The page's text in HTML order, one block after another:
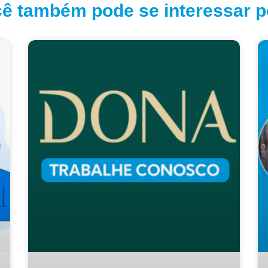
também pode se interessar